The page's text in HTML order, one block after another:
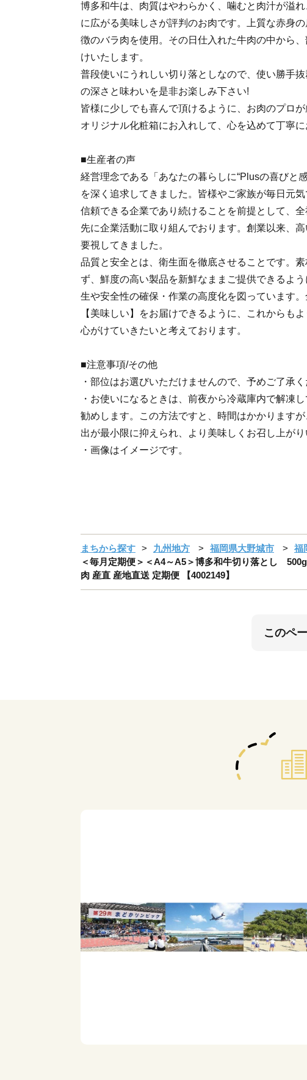
博多和牛は、肉質はやわらかく、噛むと肉汁が溢
に広がる美味しさが評判のお肉です。上質な赤身
徴のバラ肉を使用。その日仕入れた牛肉の中から
けいたします。
普段使いにうれしい切り落としなので、使い勝手
の深さと味わいを是非お楽しみ下さい!
皆様に少しでも喜んで頂けるように、お肉のプロ
オリジナル化粧箱にお入れして、心を込めて丁寧に
■生産者の声
経営理念である「あなたの暮らしに“Plusの喜びと感
を深く追求してきました。皆様やご家族が毎日元気
信頼できる企業であり続けることを前提として、
先に企業活動に取り組んでおります。創業以来、
要視してきました。
品質と安全とは、衛生面を徹底させることです。
ず、鮮度の高い製品を新鮮なままご提供できるよ
生や安全性の確保・作業の高度化を図っています
【美味しい】をお届けできるように、これからも
心がけていきたいと考えております。
■注意事項/その他
・部位はお選びいただけませんので、予めご了承く
・お使いになるときは、前夜から冷蔵庫内で解凍
勧めします。この方法ですと、時間はかかります
出が最小限に抑えられ、より美味しくお召し上がり
・画像はイメージです。
まちから探す 九州地方 福岡県大野城市
福
＜毎月定期便＞＜A4～A5＞博多和牛切り落とし
肉 産直 産地直送 定期便 【4002149】
このペ